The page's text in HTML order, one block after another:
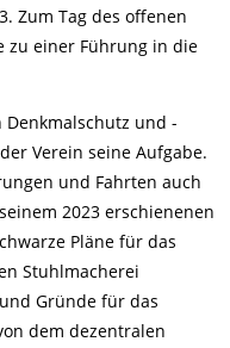
Zum Tag des offenen
zu einer Führung in die
und -
Verein seine Aufgabe.
und Fahrten auch
2023 erschienenen
Pläne für das
Stuhlmacherei
Gründe für das
dem dezentralen